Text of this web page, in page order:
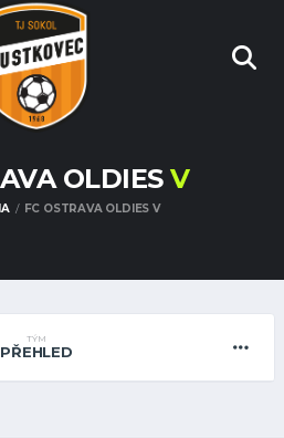
OLDIESV
FC OSTRAVA OLDIES V
TÝM
PŘEHLED